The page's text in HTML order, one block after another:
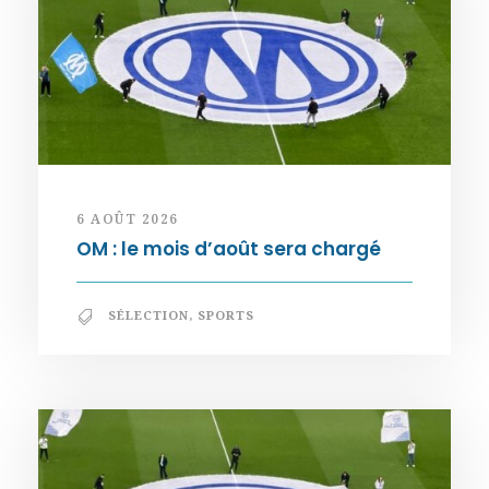
6 AOÛT 2026
OM : le mois d’août sera chargé
SÉLECTION, SPORTS